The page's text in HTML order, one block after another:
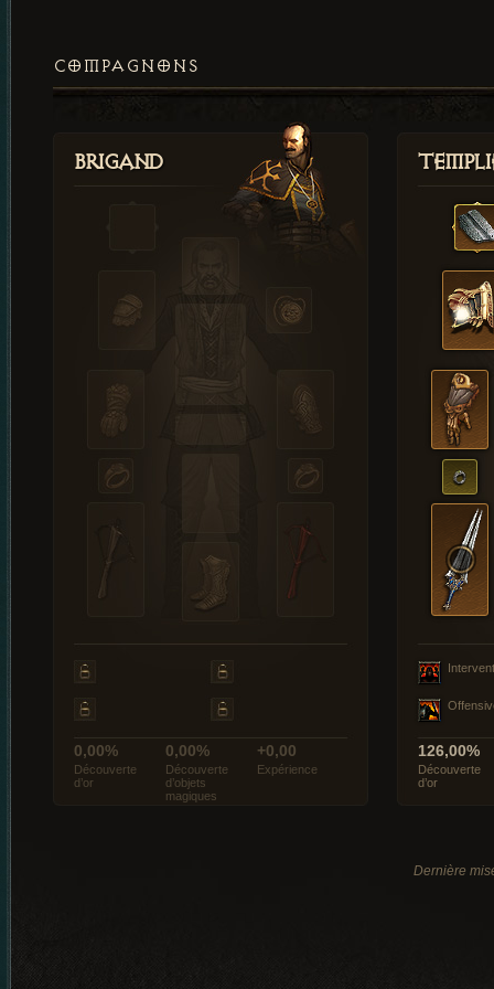
COMPAGNONS
Brigand
0,00%
Découverte
d’or
0,00%
Découverte
d’objets
magiques
+0,00
Expérience
126,00%
Découverte
d’or
Dernière